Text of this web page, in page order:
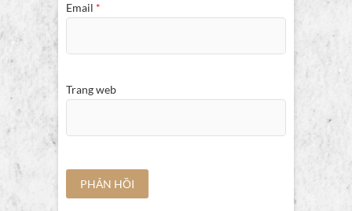
Email *
Trang web